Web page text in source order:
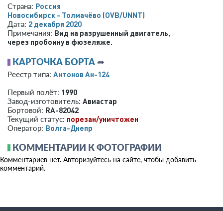
Страна: Россия
Новосибирск - Толмачёво (OVB/UNNT)
Дата: 2 декабря 2020
Примечания: Вид на разрушенный двигатель,
через пробоину в фюзеляже.
КАРТОЧКА БОРТА ➦
Реестр типа: Антонов Ан-124
Первый полёт: 1990
Завод-изготовитель: Авиастар
Бортовой: RA-82042
Текущий статус: порезан/уничтожен
Оператор: Волга-Днепр
КОММЕНТАРИИ К ФОТОГРАФИИ
Комментариев нет. Авторизуйтесь на сайте, чтобы добавить
комментарий.